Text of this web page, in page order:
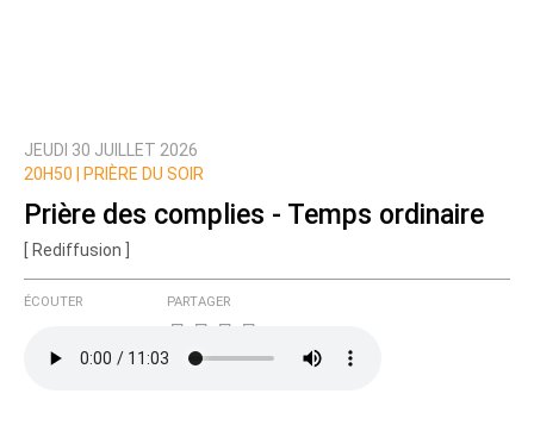
JEUDI 30 JUILLET 2026
20H50 |
PRIÈRE DU SOIR
Prière des complies - Temps ordinaire
[ Rediffusion ]
ÉCOUTER PARTAGER